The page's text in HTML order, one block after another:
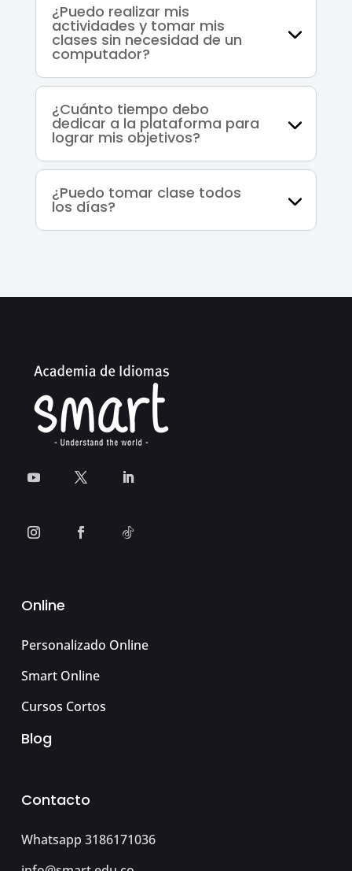
¿Puedo realizar mis
actividades y tomar mis
clases sin necesidad de un
computador?
¿Cuánto tiempo debo
dedicar a la plataforma para
lograr mis objetivos?
¿Puedo tomar clase todos
los días?
Online
Personalizado Online
Smart Online
Cursos Cortos
Blog
Contacto
Whatsapp 3186171036